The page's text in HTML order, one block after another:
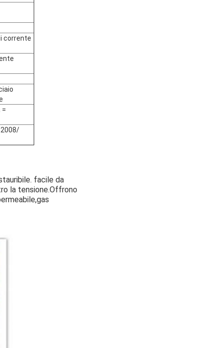
corrente
=
facile da
la tensione.Offrono
gas